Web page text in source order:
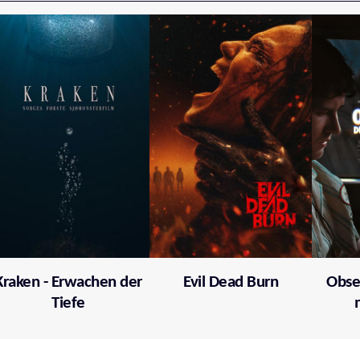
- Erwachen der
Tiefe
Evil Dead Burn